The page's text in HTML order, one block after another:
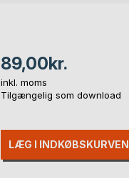
89,00kr.
inkl. moms
Tilgængelig som download
LÆG I INDKØBSKURVEN